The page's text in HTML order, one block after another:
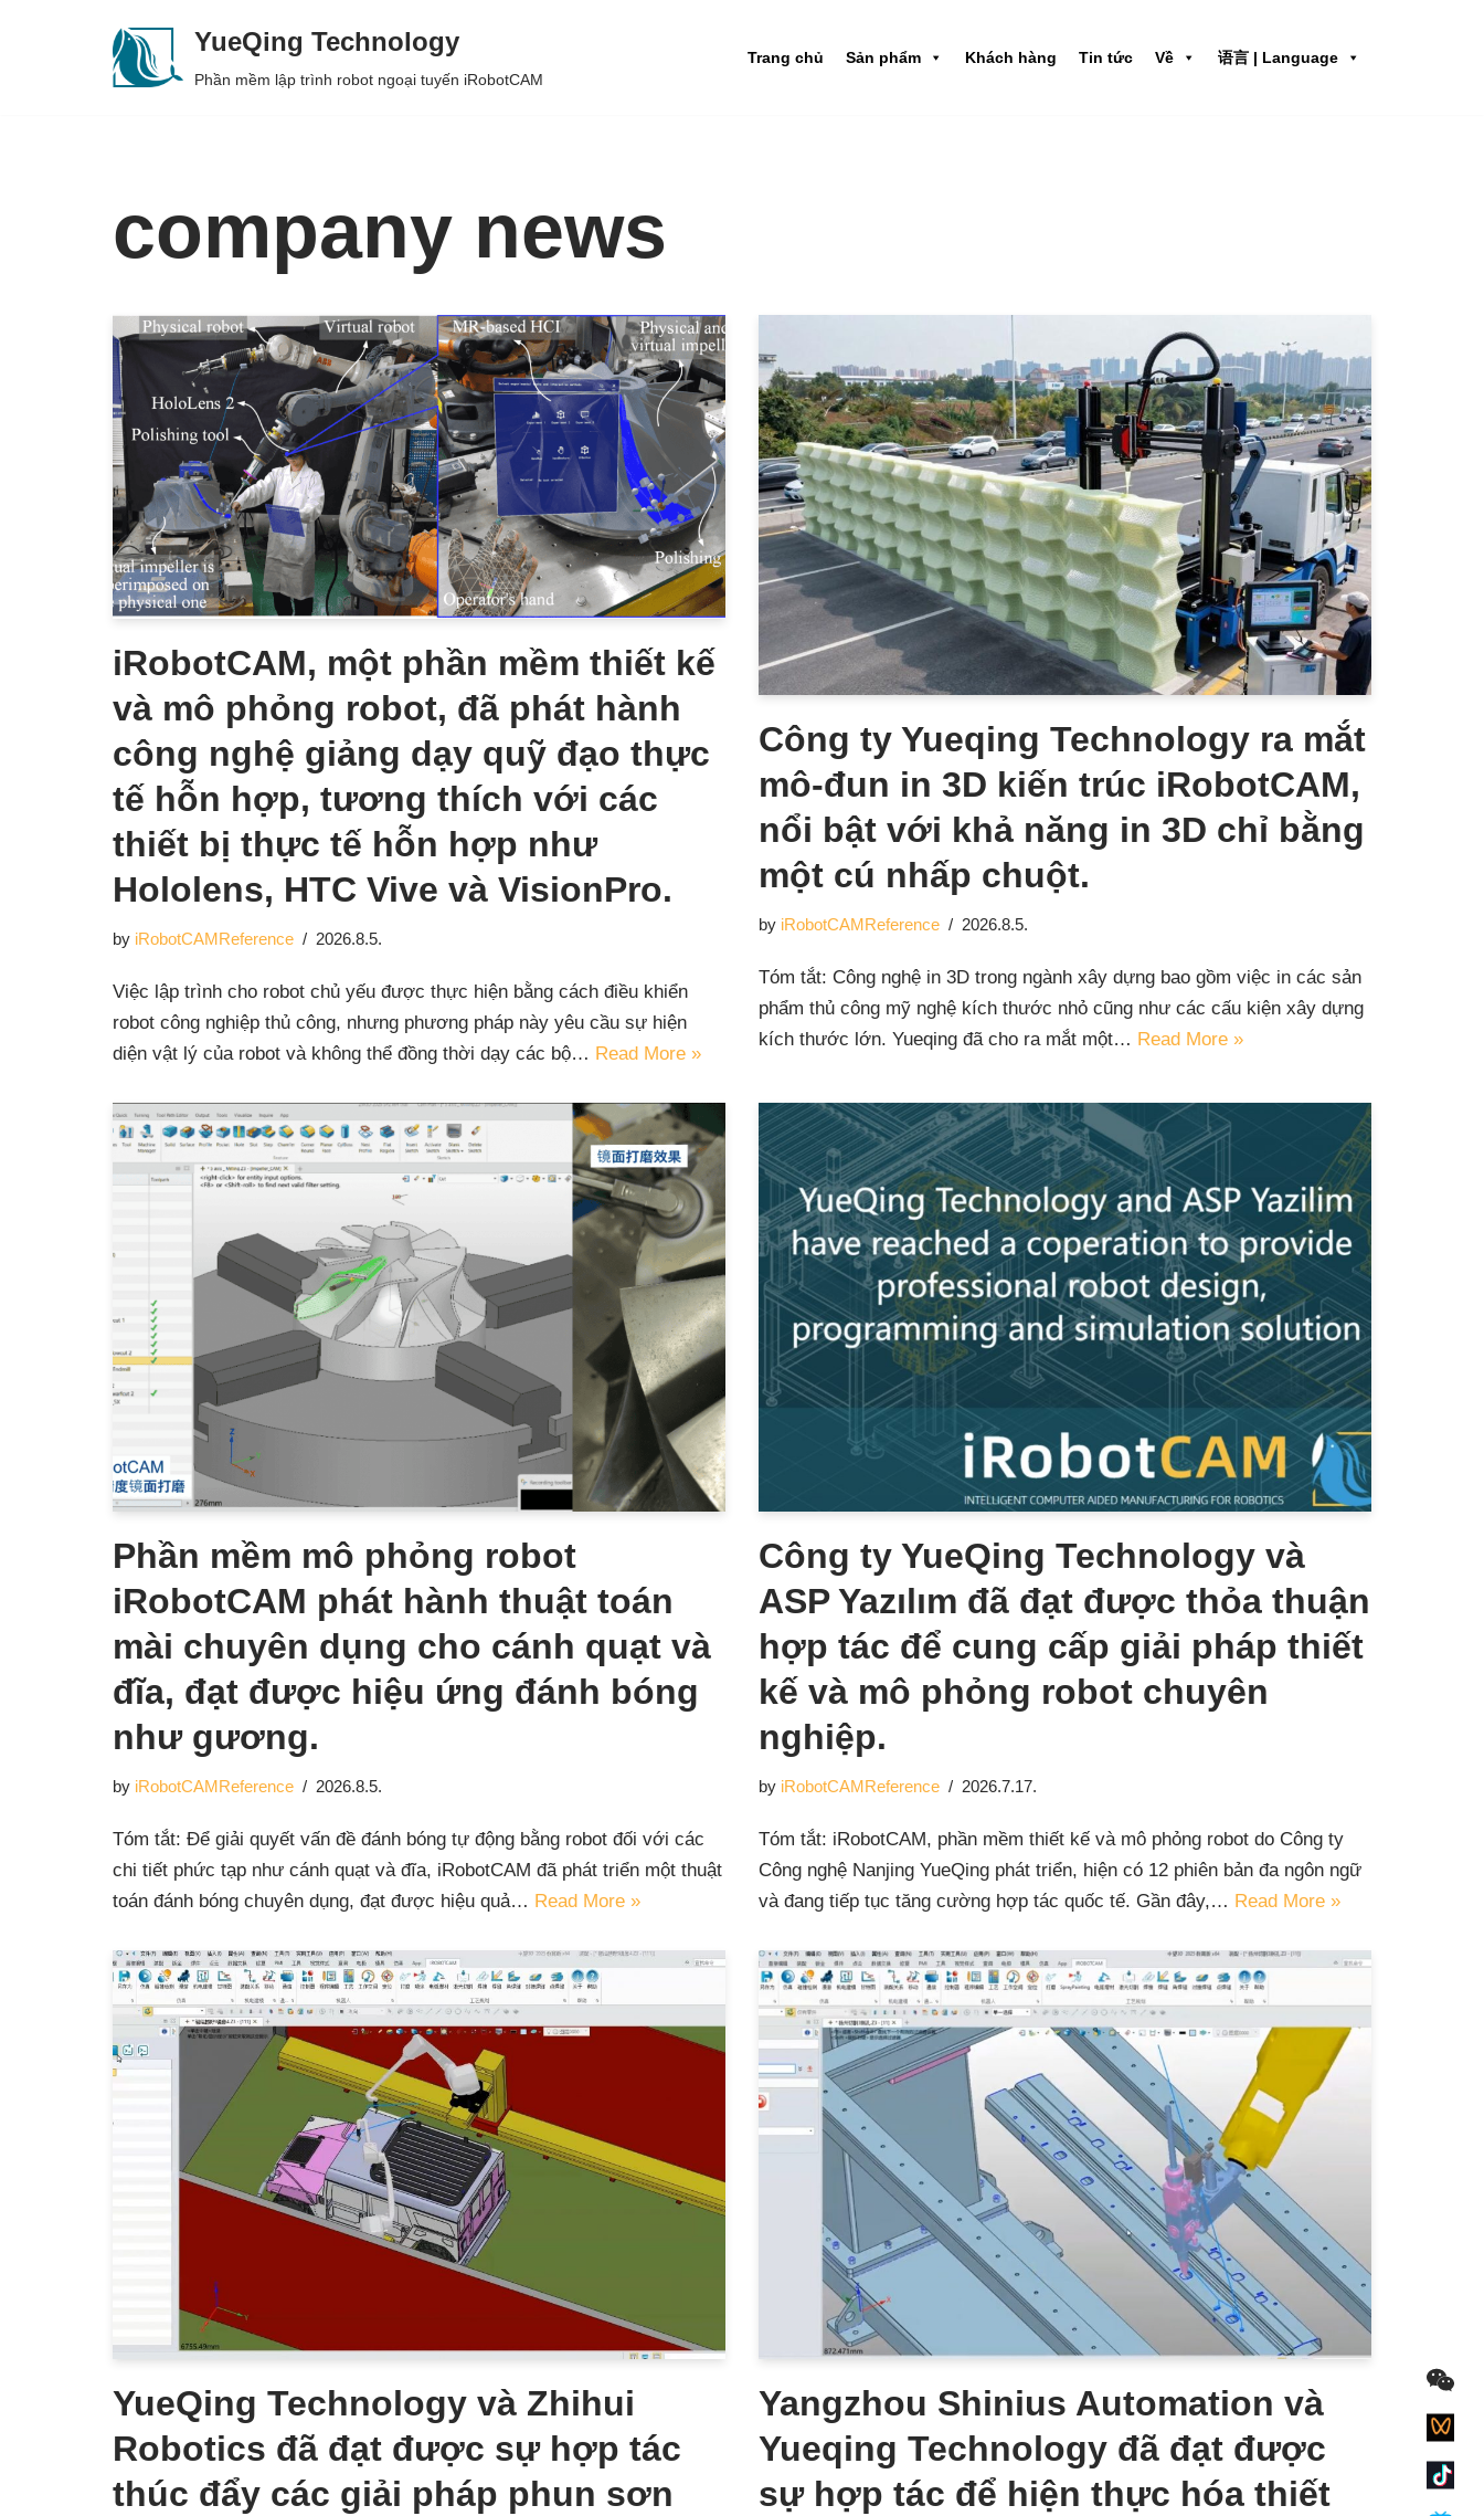
YueQing Technology
Phần mềm lập trình robot ngoại tuyến iRobotCAM
Trang chủ Sản phẩm Khách hàng Tin tức Về 语言 | Language
company news
iRobotCAM, một phần mềm thiết kế
và mô phỏng robot, đã phát hành
công nghệ giảng dạy quỹ đạo thực
tế hỗn hợp, tương thích với các
thiết bị thực tế hỗn hợp như
Hololens, HTC Vive và VisionPro.
by iRobotCAMReference 2026.8.5.
Việc lập trình cho robot chủ yếu được thực hiện bằng cách điều khiển
robot công nghiệp thủ công, nhưng phương pháp này yêu cầu sự hiện
diện vật lý của robot và không thể đồng thời dạy các bộ… Read More »
Công ty Yueqing Technology ra mắt
mô-đun in 3D kiến ​​trúc iRobotCAM,
nổi bật với khả năng in 3D chỉ bằng
một cú nhấp chuột.
by iRobotCAMReference 2026.8.5.
Tóm tắt: Công nghệ in 3D trong ngành xây dựng bao gồm việc in các sản
phẩm thủ công mỹ nghệ kích thước nhỏ cũng như các cấu kiện xây dựng
kích thước lớn. Yueqing đã cho ra mắt một… Read More »
Phần mềm mô phỏng robot
iRobotCAM phát hành thuật toán
mài chuyên dụng cho cánh quạt và
đĩa, đạt được hiệu ứng đánh bóng
như gương.
by iRobotCAMReference 2026.8.5.
Tóm tắt: Để giải quyết vấn đề đánh bóng tự động bằng robot đối với các
chi tiết phức tạp như cánh quạt và đĩa, iRobotCAM đã phát triển một thuật
toán đánh bóng chuyên dụng, đạt được hiệu quả… Read More »
Công ty YueQing Technology và
ASP Yazılım đã đạt được thỏa thuận
hợp tác để cung cấp giải pháp thiết
kế và mô phỏng robot chuyên
nghiệp.
by iRobotCAMReference 2026.7.17.
Tóm tắt: iRobotCAM, phần mềm thiết kế và mô phỏng robot do Công ty
Công nghệ Nanjing YueQing phát triển, hiện có 12 phiên bản đa ngôn ngữ
và đang tiếp tục tăng cường hợp tác quốc tế. Gần đây,… Read More »
YueQing Technology và Zhihui
Robotics đã đạt được sự hợp tác
thúc đẩy các giải pháp phun sơn
Yangzhou Shinius Automation và
Yueqing Technology đã đạt được
sự hợp tác để hiện thực hóa thiết